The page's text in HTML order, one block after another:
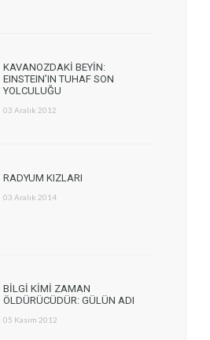
KAVANOZDAKİ BEYİN:
EINSTEIN’IN TUHAF SON
YOLCULUĞU
03 Aralık 2012
RADYUM KIZLARI
03 Aralık 2014
BİLGİ KİMİ ZAMAN
ÖLDÜRÜCÜDÜR: GÜLÜN ADI
05 Kasım 2012